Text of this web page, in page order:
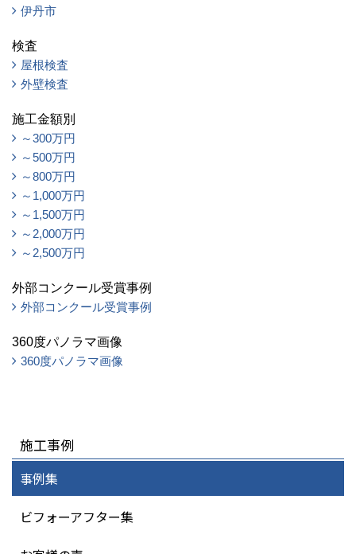
伊丹市
検査
屋根検査
外壁検査
施工金額別
～300万円
～500万円
～800万円
～1,000万円
～1,500万円
～2,000万円
～2,500万円
外部コンクール受賞事例
外部コンクール受賞事例
360度パノラマ画像
360度パノラマ画像
施工事例
事例集
ビフォーアフター集